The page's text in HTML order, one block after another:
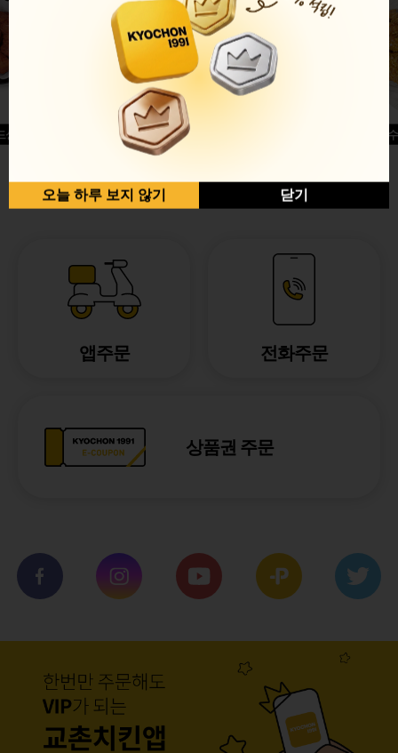
글윙
반반순살[레드+허니]
허니옥
앱주문 전화주문
상품권 주문
오늘 하루 보지 않기 닫기